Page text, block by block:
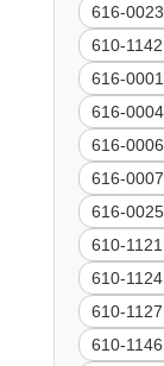
616-
610-
616-
616-
616-
616-
616-
610-
610-
610-
610-